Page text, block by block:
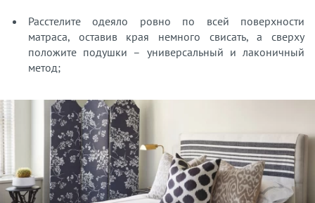
Расстелите одеяло ровно по всей поверхности
матраса, оставив края немного свисать, а сверху
положите подушки – универсальный и лаконичный
метод;